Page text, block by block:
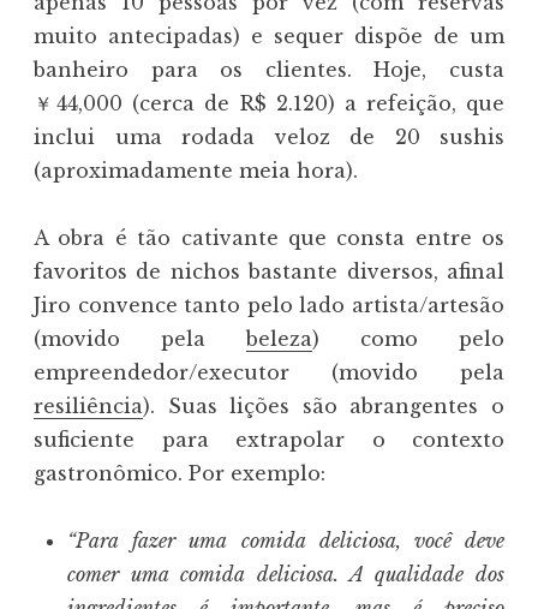
muito antecipadas) e sequer dispõe de um
banheiro para os clientes. Hoje, custa
￥44,000 (cerca de R$ 2.120) a refeição, que
inclui uma rodada veloz de 20 sushis
(aproximadamente meia hora).
A obra é tão cativante que consta entre os
favoritos de nichos bastante diversos, afinal
Jiro convence tanto pelo lado artista/artesão
(movido pelabeleza) como pelo
empreendedor/executor (movido pela
resiliência). Suas lições são abrangentes o
suficiente para extrapolar o contexto
gastronômico. Por exemplo:
“Para fazer uma comida deliciosa, você deve
comer uma comida deliciosa. A qualidade dos